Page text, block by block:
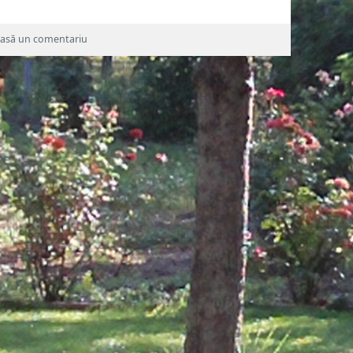
un comentariu la VIVALDI-Four Seasons – Alexandra Conuno